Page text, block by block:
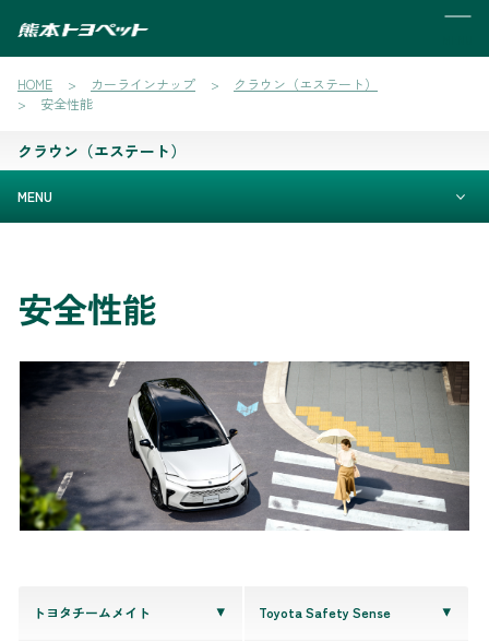
HOME カーラインナップ
クラウン（エステート）
安全性能
クラウン（エステート）
MENU
安全性能
トヨタチームメイト Toyota Safety Sense